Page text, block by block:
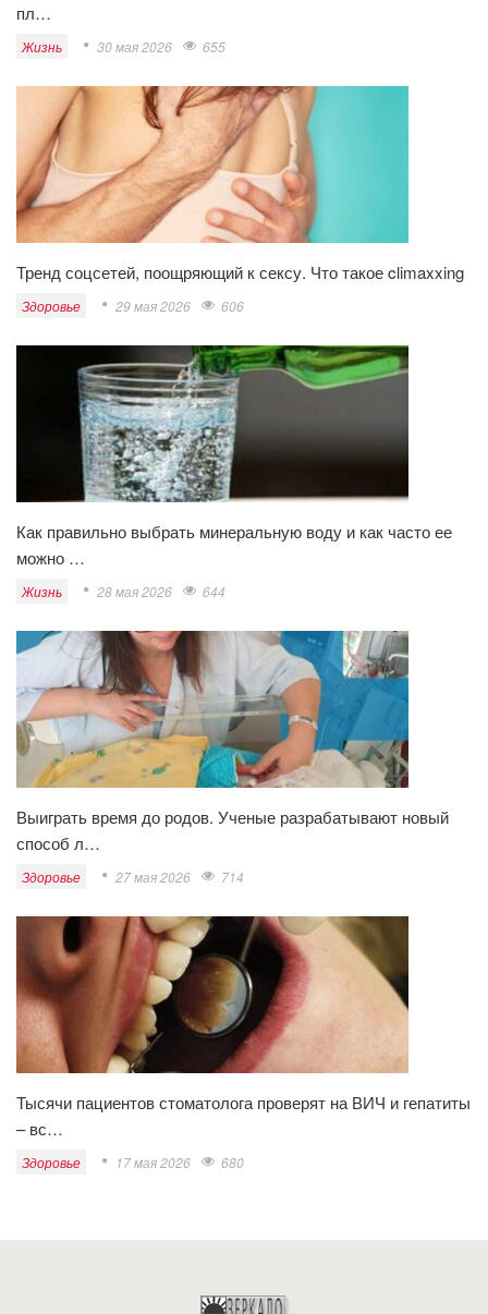
пл…
Жизнь 30 мая 2026 655
Тренд соцсетей, поощряющий к сексу. Что такое climaxxing
Здоровье 29 мая 2026 606
Как правильно выбрать минеральную воду и как часто ее
можно …
Жизнь 28 мая 2026 644
Выиграть время до родов. Ученые разрабатывают новый
способ л…
Здоровье 27 мая 2026 714
Тысячи пациентов стоматолога проверят на ВИЧ и гепатиты
– вс…
Здоровье 17 мая 2026 680